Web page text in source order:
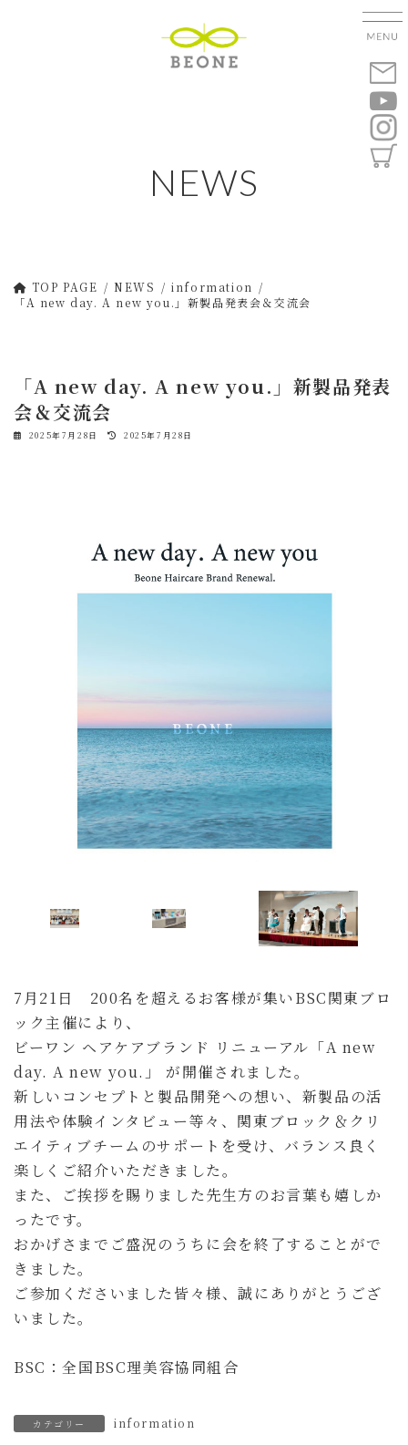
NEWS
TOP PAGE NEWS
information
「A new day. A new you.」新製品発表会＆交流会
「A new day. A new you.」新製品発表
会＆交流会
2025年7月28日
最
2025年7月28日
7月21日 200名を超えるお客様が集いBSC関東ブロ
ック主催により、
ビーワン ヘアケアブランド リニューアル「A new
day. A new you.」 が開催されました。
新しいコンセプトと製品開発への想い、新製品の活
用法や体験インタビュー等々、関東ブロック＆クリ
エイティブチームのサポートを受け、バランス良く
楽しくご紹介いただきました。
また、ご挨拶を賜りました先生方のお言葉も嬉しか
ったです。
おかげさまでご盛況のうちに会を終了することがで
きました。
ご参加くださいました皆々様、誠にありがとうござ
いました。
BSC：全国BSC理美容協同組合
カテゴリー information